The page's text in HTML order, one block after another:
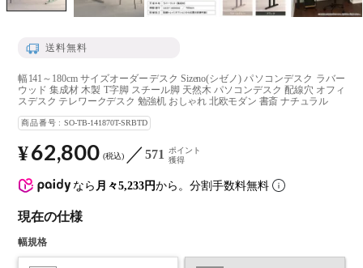
送料無料
幅141～180cm サイズオーダーデスク Sizeno(シゼノ) パソコンデスク ラバー
ウッド 集成材 木製 T字脚 スチール脚 天然木 パソコンデスク 配線穴 オフィ
スデスク テレワークデスク 勉強机 おしゃれ 北欧モダン 書斎 ナチュラル
商品番号 SO-TB-141870T-SRBTD
なら 月々5,233円から。分割手数料無料
¥62,800 税込 571
ポイント
獲得
現在の仕様
幅規格